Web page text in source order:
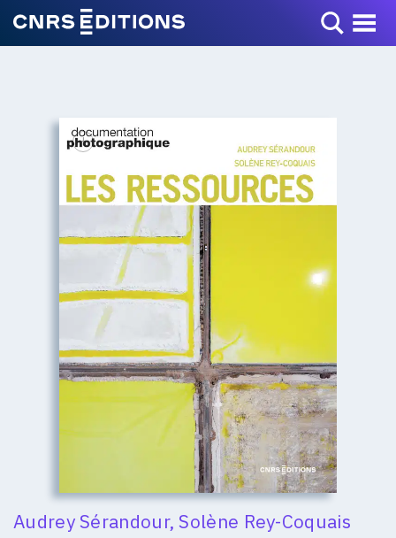
Toggle Menu
+
Audrey Sérandour,Solène Rey-Coquais